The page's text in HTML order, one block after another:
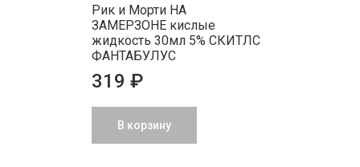
Рик и Морти НА
ЗАМЕРЗОНЕ кислые
жидкость 30мл 5% СКИТЛС
ФАНТАБУЛУС
319 ₽
В корзину